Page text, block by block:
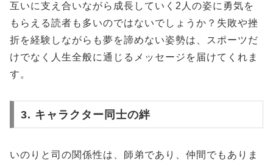
互いに支え合いながら成長していく2人の姿に勇気を
もらえる読者も多いのではないでしょうか？失敗や挫
折を経験しながらも夢を諦めない姿勢は、スポーツだ
けでなく人生全般に通じるメッセージを届けてくれま
す。
3. キャラクター同士の絆
いのりと司の関係性は、師弟であり、仲間でもありま